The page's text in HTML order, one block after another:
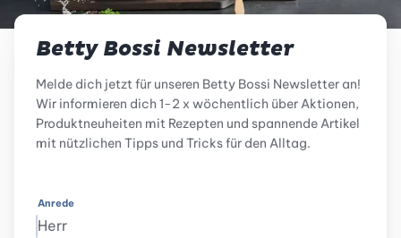
Betty Bossi Newsletter
Melde dich jetzt für unseren Betty Bossi Newsletter an!
Wir informieren dich 1-2 x wöchentlich über Aktionen,
Produktneuheiten mit Rezepten und spannende Artikel
mit nützlichen Tipps und Tricks für den Alltag.
Anrede
Herr